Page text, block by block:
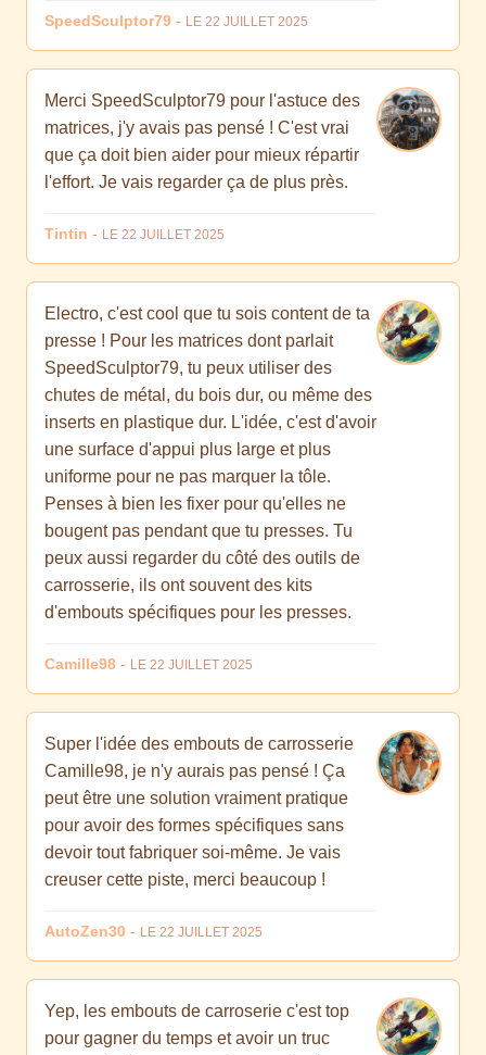
SpeedSculptor79 - LE 22 JUILLET 2025
Merci SpeedSculptor79 pour l'astuce des
matrices, j'y avais pas pensé ! C'est vrai
que ça doit bien aider pour mieux répartir
l'effort. Je vais regarder ça de plus près.
Tintin - LE 22 JUILLET 2025
Electro, c'est cool que tu sois content de ta
presse ! Pour les matrices dont parlait
SpeedSculptor79, tu peux utiliser des
chutes de métal, du bois dur, ou même des
inserts en plastique dur. L'idée, c'est d'avoir
une surface d'appui plus large et plus
uniforme pour ne pas marquer la tôle.
Penses à bien les fixer pour qu'elles ne
bougent pas pendant que tu presses. Tu
peux aussi regarder du côté des outils de
carrosserie, ils ont souvent des kits
d'embouts spécifiques pour les presses.
Camille98 - LE 22 JUILLET 2025
Super l'idée des embouts de carrosserie
Camille98, je n'y aurais pas pensé ! Ça
peut être une solution vraiment pratique
pour avoir des formes spécifiques sans
devoir tout fabriquer soi-même. Je vais
creuser cette piste, merci beaucoup !
AutoZen30 - LE 22 JUILLET 2025
Yep, les embouts de carroserie c'est top
pour gagner du temps et avoir un truc